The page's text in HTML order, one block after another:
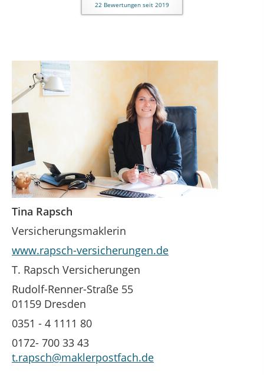
22 Bewertungen seit 2019
Tina Rapsch
Versicherungsmaklerin
www.rapsch-versicherungen.de
T. Rapsch Versicherungen
Rudolf-Renner-Straße 55
01159 Dresden
0351 - 4 1111 80
0172- 700 33 43
t.rapsch@maklerpostfach.de